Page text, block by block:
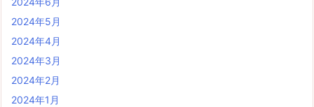
2024年5月
2024年4月
2024年3月
2024年2月
2024年1月